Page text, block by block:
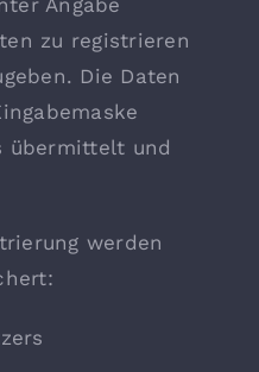
Angabe
zu registrieren
Die Daten
übermittelt und
werden